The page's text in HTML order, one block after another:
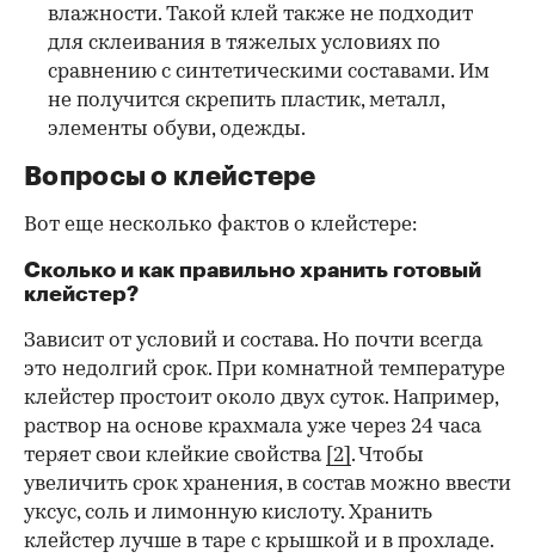
влажности. Такой клей также не подходит
для склеивания в тяжелых условиях по
сравнению с синтетическими составами. Им
не получится скрепить пластик, металл,
элементы обуви, одежды.
Вопросы о клейстере
Вот еще несколько фактов о клейстере:
Сколько и как правильно хранить готовый
клейстер?
Зависит от условий и состава. Но почти всегда
это недолгий срок. При комнатной температуре
клейстер простоит около двух суток. Например,
раствор на основе крахмала уже через 24 часа
теряет свои клейкие свойства [2] . Чтобы
увеличить срок хранения, в состав можно ввести
уксус, соль и лимонную кислоту. Хранить
клейстер лучше в таре с крышкой и в прохладе.